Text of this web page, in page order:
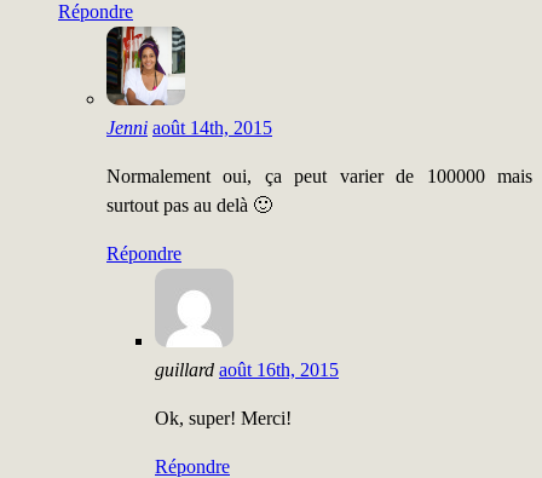
Répondre
Jenni août 14th, 2015
Normalement oui, ça peut varier de 100000 mais
surtout pas au delà 🙂
Répondre
guillard août 16th, 2015
Ok, super! Merci!
Répondre